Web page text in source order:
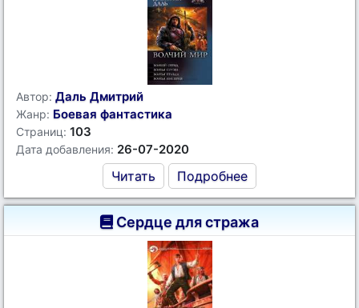
Автор: Даль Дмитрий
Жанр: Боевая фантастика
Страниц: 103
Дата добавления: 26-07-2020
Читать Подробнее
Сердце для стража